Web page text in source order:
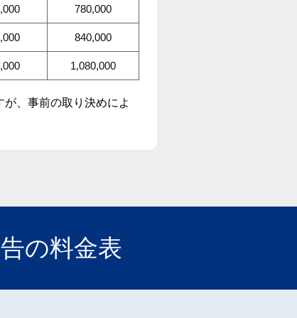
780,000
840,000
1,080,000
、事前の取り決めによ
の料金表